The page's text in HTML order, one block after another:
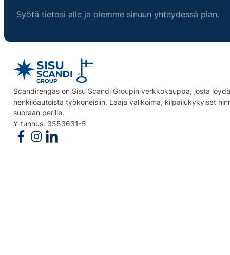
Syötä tietosi alle ja olemme sinuun yhteydessä pian.
Scandirengas on Sisu Scandi Groupin verkkokauppa, josta
henkilöautoista työkoneisiin. Laaja valikoima, kilpailukykyiset
suoraan perille.
Y-tunnus: 3553631-5
Follow us on Facebook
Follow us on Instagram
Follow us on Linkedin